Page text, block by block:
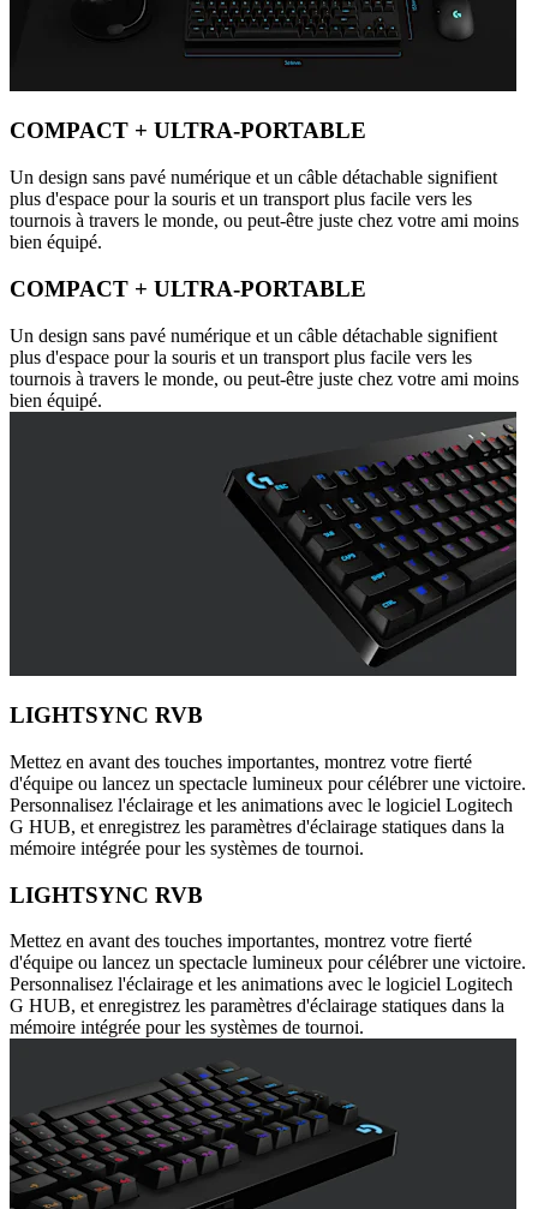
COMPACT + ULTRA-PORTABLE
Un design sans pavé numérique et un câble détachable signifient
plus d'espace pour la souris et un transport plus facile vers les
tournois à travers le monde, ou peut-être juste chez votre ami moins
bien équipé.
COMPACT + ULTRA-PORTABLE
Un design sans pavé numérique et un câble détachable signifient
plus d'espace pour la souris et un transport plus facile vers les
tournois à travers le monde, ou peut-être juste chez votre ami moins
bien équipé.
LIGHTSYNC RVB
Mettez en avant des touches importantes, montrez votre fierté
d'équipe ou lancez un spectacle lumineux pour célébrer une victoire.
Personnalisez l'éclairage et les animations avec le logiciel Logitech
G HUB, et enregistrez les paramètres d'éclairage statiques dans la
mémoire intégrée pour les systèmes de tournoi.
LIGHTSYNC RVB
Mettez en avant des touches importantes, montrez votre fierté
d'équipe ou lancez un spectacle lumineux pour célébrer une victoire.
Personnalisez l'éclairage et les animations avec le logiciel Logitech
G HUB, et enregistrez les paramètres d'éclairage statiques dans la
mémoire intégrée pour les systèmes de tournoi.